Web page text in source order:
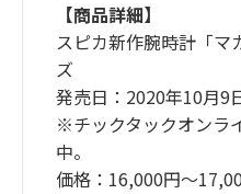
【商品詳細】
スピカ新作腕時計「マ
ズ
発売日：2020年10月9
※チックタックオンラ
中。
価格：16,000円〜